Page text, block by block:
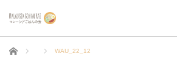
ホーム WAU_22_12